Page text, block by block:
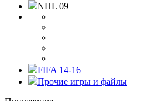
NHL 09
FIFA 14-16
Прочие игры и файлы